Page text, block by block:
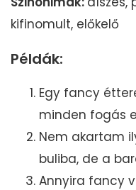
kifinomult, előkelő
Példák:
Egy fancy
minden fogás
Nem akartam
buliba, de a
Annyira fancy